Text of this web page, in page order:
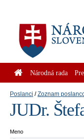
Národná rada
Poslanci Zoznam
JUDr.
Meno